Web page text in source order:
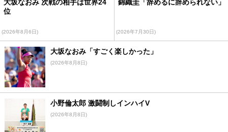
大坂なおみ 次戦の相手は世界24
位
(2026年8月6日)
錦織圭「辞めるに辞められない」
(2026年7月30日)
大坂なおみ「すごく楽しかった」
(2026年8月8日)
小野倫太郎 激闘制しインハイV
(2026年8月8日)